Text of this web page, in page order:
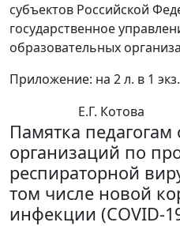
субъектов Российской
государственное
образовательных
Приложение: на 2 л. в 1 экз.
Е.Г. Котова
Памятка
организаций по
респираторной
том числе новой
инфекции (COVID-